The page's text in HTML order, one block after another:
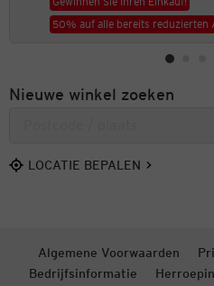
50% auf alle bereits reduzierten
Nieuwe winkel zoeken
LOCATIE BEPALEN
Algemene Voorwaarden
Bedrijfsinformatie